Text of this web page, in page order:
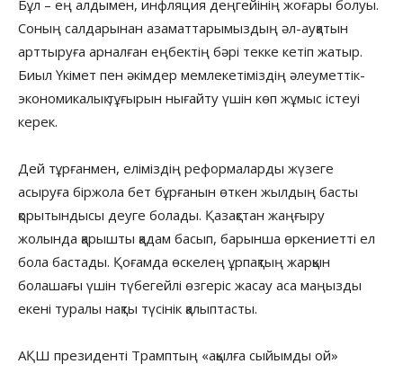
Бұл – ең алдымен, инфляция деңгейінің жоғары болуы.
Соның салдарынан азаматтарымыздың әл-ауқатын
арттыруға арналған еңбектің бәрі текке кетіп жатыр.
Биыл Үкімет пен әкімдер мемлекетіміздің әлеуметтік-
экономикалық тұғырын нығайту үшін көп жұмыс істеуі
керек.
Дей тұрғанмен, еліміздің реформаларды жүзеге
асыруға біржола бет бұрғанын өткен жылдың басты
қорытындысы деуге болады. Қазақстан жаңғыру
жолында қарышты қадам басып, барынша өркениетті ел
бола бастады. Қоғамда өскелең ұрпақтың жарқын
болашағы үшін түбегейлі өзгеріс жасау аса маңызды
екені туралы нақты түсінік қалыптасты.
АҚШ президенті Трамптың «ақылға сыйымды ой»